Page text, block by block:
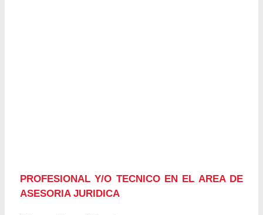
PROFESIONAL Y/O TECNICO EN EL AREA DE
ASESORIA JURIDICA